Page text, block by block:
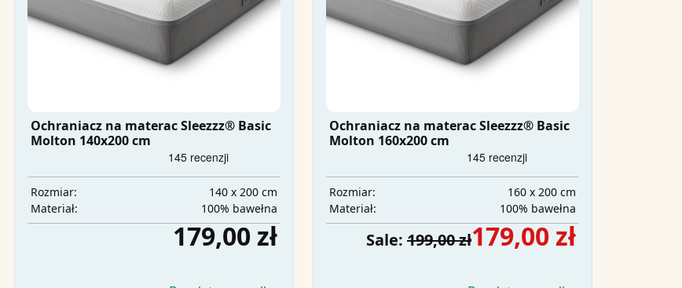
Ochraniacz na materac Sleezzz® Basic
Molton 140x200 cm
Rozmiar:
140 x 200 cm
Materiał:
100% bawełna
179,00 zł
Ochraniacz na materac Sleezzz® Basic
Molton 160x200 cm
Rozmiar:
160 x 200 cm
Materiał:
100% bawełna
Sale: 199,00 zł179,00 zł